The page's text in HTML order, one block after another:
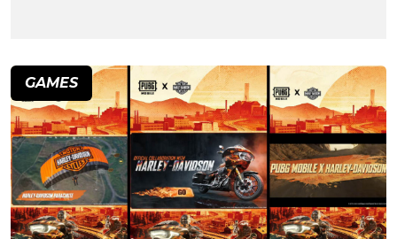
GAMES